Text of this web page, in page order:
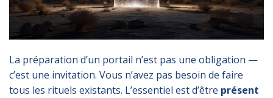
La préparation d’un portail n’est pas une obligation —
c’est une invitation. Vous n’avez pas besoin de faire
tous les rituels existants. L’essentiel est d’être présent